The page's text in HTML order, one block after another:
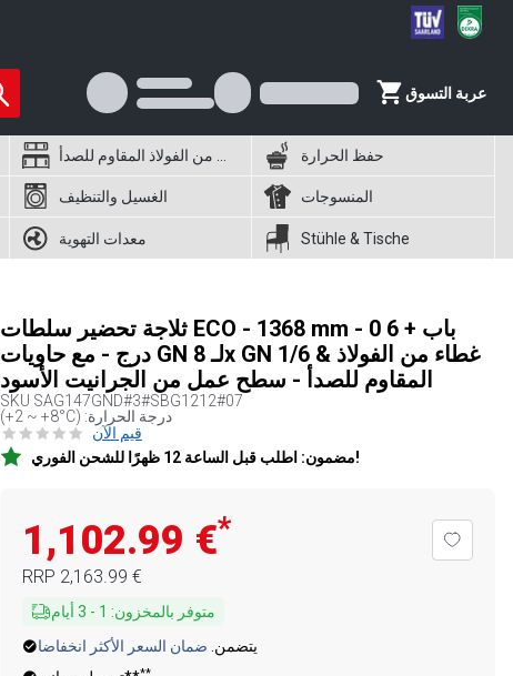
عربة التسوق
حفظ الحرارة
الغسيل والتنظيف المنسوجات
معدات التهوية Stühle & Tische
ثلاجة تحضير سلطات ECO - 1368 mm - 0 باب + 6
درج - مع حاويات GN لـ 8x GN 1/6 & غطاء من الفولاذ
المقاوم للصدأ - سطح عمل من الجرانيت الأسود
SKU SAG147GND#3#SBG1212#07
(+2 ~ +8°C) :درجة الحرارة
قيم الآن
مضمون: اطلب قبل الساعة 12 ظهرًا للشحن الفوري!
‏1,102.99 €*
RRP ‏2,163.99 €
متوفر بالمخزون:
1
-
3 أيام
يتضمن. ضمان السعر الأكثر انخفاضا
**